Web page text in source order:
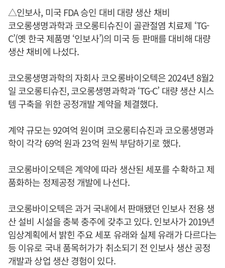
△인보사, 미국 FDA 승인 대비 대량 생산 채비
코오롱생명과학과 코오롱티슈진이 골관절염 치료제 ‘TG-
C’(옛 한국 제품명 ‘인보사’)의 미국 등 판매를 대비해 대량
생산 채비에 나섰다.
코오롱생명과학의 자회사 코오롱바이오텍은 2024년 8월2
일 코오롱티슈진, 코오롱생명과학과 ‘TG-C’ 대량 생산 시스
템 구축을 위한 공정개발 계약을 체결했다.
계약 규모는 92여억 원이며 코오롱티슈진과 코오롱생명과
학이 각각 69억 원과 23억 원씩 부담하기로 했다.
코오롱바이오텍은 계약에 따라 생산된 세포를 수확하고 제
품화하는 정제공정 개발에 나선다.
코오롱바이오텍은 과거 국내에서 판매됐던 인보사 전용 생
산 설비 시설을 충북 충주에 갖추고 있다. 인보사가 2019년
임상계획에서 밝힌 주요 세포 유래와 실제 유래가 다르다는
등 이유로 국내 품목허가가 취소되기 전 인보사 생산 공정
개발과 상업 생산 경험이 있다.